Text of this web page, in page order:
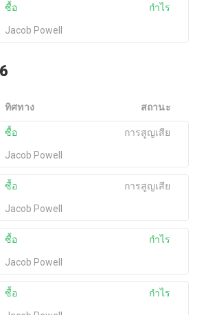
Jacob Powell
ซื้อ กำไร
ทิศทาง สถานะ
Jacob Powell
ซื้อ การสูญเสีย
Jacob Powell
ซื้อ การสูญเสีย
Jacob Powell
ซื้อ กำไร
ซื้อ กำไร